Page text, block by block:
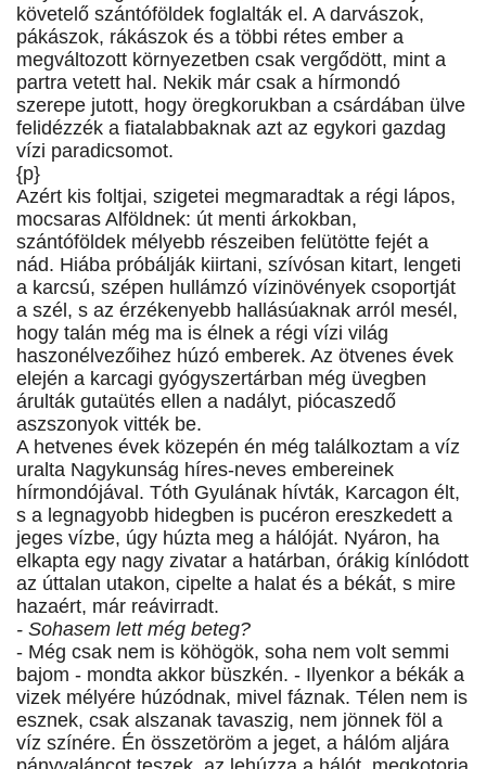
követelő szántóföldek foglalták el. A darvászok,
pákászok, rákászok és a többi rétes ember a
megváltozott környezetben csak vergődött, mint a
partra vetett hal. Nekik már csak a hírmondó
szerepe jutott, hogy öregkorukban a csárdában ülve
felidézzék a fiatalabbaknak azt az egykori gazdag
vízi paradicsomot.
{p}
Azért kis foltjai, szigetei megmaradtak a régi lápos,
mocsaras Alföldnek: út menti árkokban,
szántóföldek mélyebb részeiben felütötte fejét a
nád. Hiába próbálják kiirtani, szívósan kitart, lengeti
a karcsú, szépen hullámzó vízinövények csoportját
a szél, s az érzékenyebb hallásúaknak arról mesél,
hogy talán még ma is élnek a régi vízi világ
haszonélvezőihez húzó emberek. Az ötvenes évek
elején a karcagi gyógyszertárban még üvegben
árulták gutaütés ellen a nadályt, piócaszedő
aszszonyok vitték be.
A hetvenes évek közepén én még találkoztam a víz
uralta Nagykunság híres-neves embereinek
hírmondójával. Tóth Gyulának hívták, Karcagon élt,
s a legnagyobb hidegben is pucéron ereszkedett a
jeges vízbe, úgy húzta meg a hálóját. Nyáron, ha
elkapta egy nagy zivatar a határban, órákig kínlódott
az úttalan utakon, cipelte a halat és a békát, s mire
hazaért, már reávirradt.
- Sohasem lett még beteg?
- Még csak nem is köhögök, soha nem volt semmi
bajom - mondta akkor büszkén. - Ilyenkor a békák a
vizek mélyére húzódnak, mivel fáznak. Télen nem is
esznek, csak alszanak tavaszig, nem jönnek föl a
víz színére. Én összetöröm a jeget, a hálóm aljára